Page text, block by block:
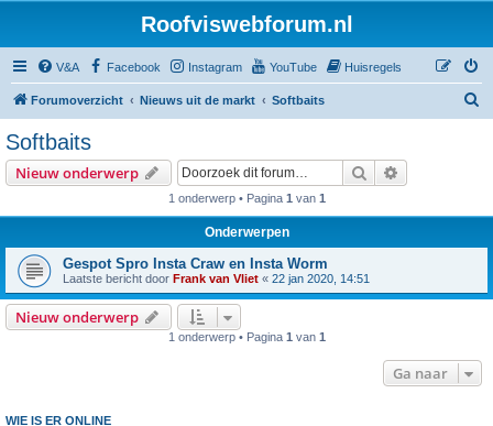
Roofviswebforum.nl
V&A Facebook Instagram YouTube Huisregels
Forumoverzicht Nieuws uit de markt Softbaits
Softbaits
Nieuw onderwerp Zoek
1 onderwerp • Pagina 1 van 1
Onderwerpen
Gespot Spro Insta Craw en Insta Worm
Laatste bericht door Frank van Vliet « 22 jan 2020, 14:51
Nieuw onderwerp
1 onderwerp • Pagina 1 van 1
Ga naar
WIE IS ER ONLINE